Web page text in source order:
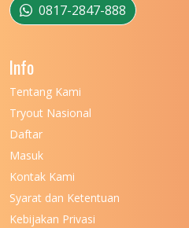
0817-2847-888
Info
Tentang Kami
Tryout Nasional
Daftar
Masuk
Kontak Kami
Syarat dan Ketentuan
Kebijakan Privasi